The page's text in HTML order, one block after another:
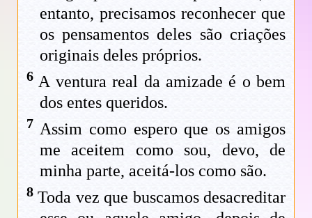
entanto, precisamos reconhecer que
os pensamentos deles são criações
originais deles próprios.
6 A ventura real da amizade é o bem
dos entes queridos.
7 Assim como espero que os amigos
me aceitem como sou, devo, de
minha parte, aceitá-los como são.
8 Toda vez que buscamos desacreditar